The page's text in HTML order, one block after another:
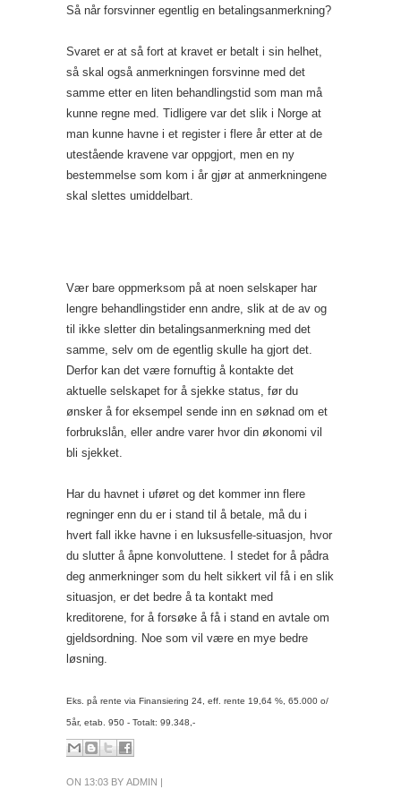
Så når forsvinner egentlig en betalingsanmerkning?
Svaret er at så fort at kravet er betalt i sin helhet,
så skal også anmerkningen forsvinne med det
samme etter en liten behandlingstid som man må
kunne regne med. Tidligere var det slik i Norge at
man kunne havne i et register i flere år etter at de
utestående kravene var oppgjort, men en ny
bestemmelse som kom i år gjør at anmerkningene
skal slettes umiddelbart.
Vær bare oppmerksom på at noen selskaper har
lengre behandlingstider enn andre, slik at de av og
til ikke sletter din betalingsanmerkning med det
samme, selv om de egentlig skulle ha gjort det.
Derfor kan det være fornuftig å kontakte det
aktuelle selskapet for å sjekke status, før du
ønsker å for eksempel sende inn en søknad om et
forbrukslån, eller andre varer hvor din økonomi vil
bli sjekket.
Har du havnet i uføret og det kommer inn flere
regninger enn du er i stand til å betale, må du i
hvert fall ikke havne i en luksusfelle-situasjon, hvor
du slutter å åpne konvoluttene. I stedet for å pådra
deg anmerkninger som du helt sikkert vil få i en slik
situasjon, er det bedre å ta kontakt med
kreditorene, for å forsøke å få i stand en avtale om
gjeldsordning. Noe som vil være en mye bedre
løsning.
Eks. på rente via Finansiering 24, eff. rente 19,64 %, 65.000 o/
5år, etab. 950 - Totalt: 99.348,-
ON 13:03 BY ADMIN |